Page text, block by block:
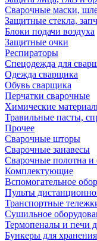
Сварочные маски,
Защитные стекла,
Блоки подачи воздуха
Защитные очки
Респираторы
Спецодежда для
Одежда сварщика
Обувь сварщика
Перчатки сварочные
Химические
Травильные пасты,
Прочее
Сварочные шторы
Сварочные занавесы
Сварочные полотна и
Комплектующие
Вспомогательное
Пульты
Транспортные
Сушильное
Термопеналы и печи
Бункеры для